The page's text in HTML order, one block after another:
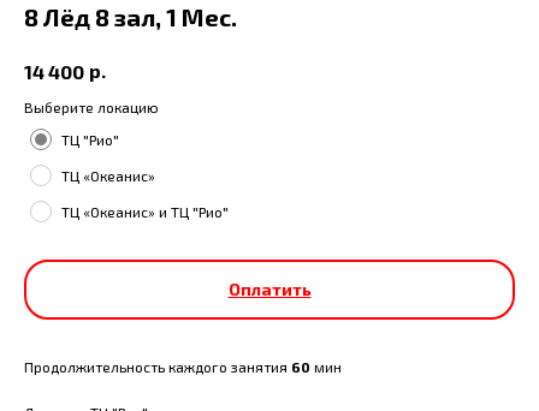
8 Лёд 8 зал, 1 Мес.
14 400 р.
Выберите локацию
ТЦ "Рио"
ТЦ «Океанис»
ТЦ «Океанис» и ТЦ "Рио"
Оплатить
Продолжительность каждого занятия 60 мин